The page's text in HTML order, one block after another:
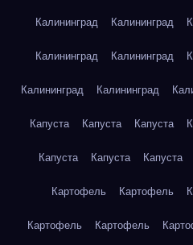
Калининград Калининград
Калининград Калининград
Калининград Калининград
Капуста Капуста Капуста
Капуста Капуста Капуста
Картофель Картофель
Картофель Картофель